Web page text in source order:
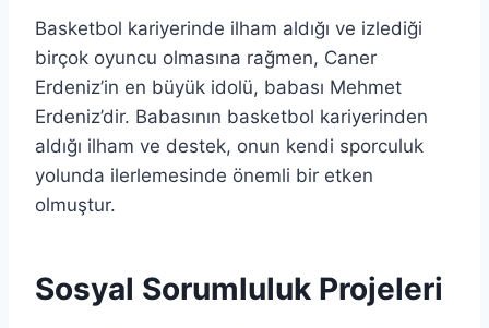
Basketbol kariyerinde ilham aldığı ve izlediği
birçok oyuncu olmasına rağmen, Caner
Erdeniz’in en büyük idolü, babası Mehmet
Erdeniz’dir. Babasının basketbol kariyerinden
aldığı ilham ve destek, onun kendi sporculuk
yolunda ilerlemesinde önemli bir etken
olmuştur.
Sosyal Sorumluluk Projeleri